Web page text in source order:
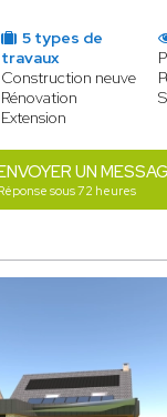
5 types de
travaux
Construction neuve
Rénovation
Extension
UN
sous 72 heures